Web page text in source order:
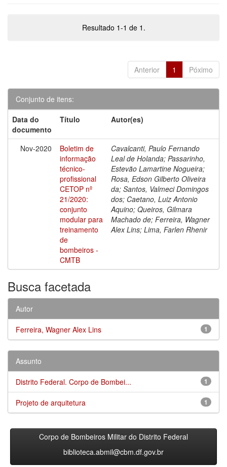
Resultado 1-1 de 1.
Anterior 1 Póximo
Conjunto de itens:
Data do
documento
Título Autor(es)
Nov-2020
Boletim de
informação
técnico-
profissional
CETOP nº
21/2020:
conjunto
modular para
treinamento
de
bombeiros -
CMTB
Cavalcanti, Paulo Fernando
Leal de Holanda; Passarinho,
Estevão Lamartine Nogueira;
Rosa, Edson Gilberto Oliveira
da; Santos, Valmeci Domingos
dos; Caetano, Luiz Antonio
Aquino; Queiros, Gilmara
Machado de; Ferreira, Wagner
Alex Lins; Lima, Farlen Rhenir
Busca facetada
Autor
1
Ferreira, Wagner Alex Lins
Assunto
1
Distrito Federal. Corpo de Bombei...
1
Projeto de arquitetura
Corpo de Bombeiros Militar do Distrito Federal
biblioteca.abmil@cbm.df.gov.br